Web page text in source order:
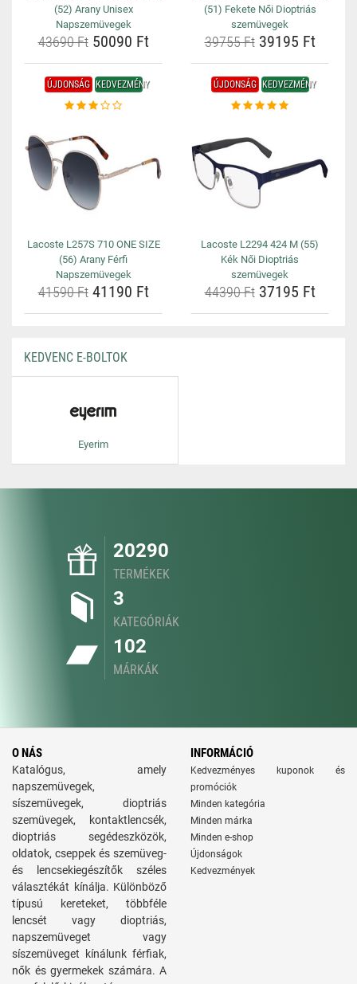
(52) Arany Unisex
Napszemüvegek
43690 Ft50090 Ft
(51) Fekete Női Dioptriás
szemüvegek
39755 Ft39195 Ft
ÚJDONSÁG KEDVEZMÉNY
Lacoste L257S 710 ONE SIZE
(56) Arany Férfi
Napszemüvegek
41590 Ft41190 Ft
ÚJDONSÁG KEDVEZMÉNY
Lacoste L2294 424 M (55)
Kék Női Dioptriás
szemüvegek
44390 Ft37195 Ft
KEDVENC E-BOLTOK
Eyerim
20290
TERMÉKEK
3
KATEGÓRIÁK
102
MÁRKÁK
O NÁS
Katalógus, amely
napszemüvegek,
síszemüvegek, dioptriás
szemüvegek, kontaktlencsék,
dioptriás segédeszközök,
oldatok, cseppek és szemüveg-
és lencsekiegészítők széles
választékát kínálja. Különböző
típusú kereteket, többféle
lencsét vagy dioptriás,
napszemüveget vagy
síszemüveget kínálunk férfiak,
nők és gyermekek számára. A
INFORMÁCIÓ
Kedvezményes kuponok és
promóciók
Minden kategória
Minden márka
Minden e-shop
Újdonságok
Kedvezmények